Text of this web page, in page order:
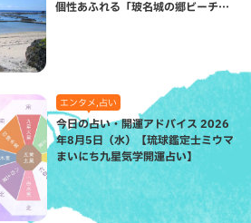
個性あふれる「玻名城の郷ビーチ」
エンタメ,占い
今日の占い・開運アドバイス 2026
年8月5日（水）【琉球鑑定士ミウマ
まいにち九星気学開運占い】